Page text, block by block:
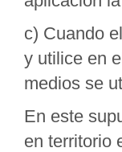
c) Cuando
y utilice en
medios se
En este
en territorio